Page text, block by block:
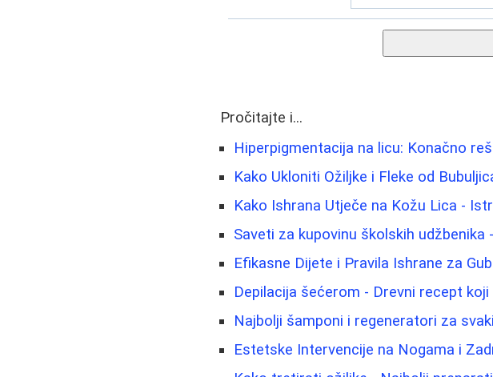
Pročitajte i...
Hiperpigmentacija na licu: Konačno
Kako Ukloniti Ožiljke i Fleke od
Kako Ishrana Utječe na Kožu Lica -
Saveti za kupovinu školskih
Efikasne Dijete i Pravila Ishrane za
Depilacija šećerom - Drevni recept
Najbolji šamponi i regeneratori za
Estetske Intervencije na Nogama i